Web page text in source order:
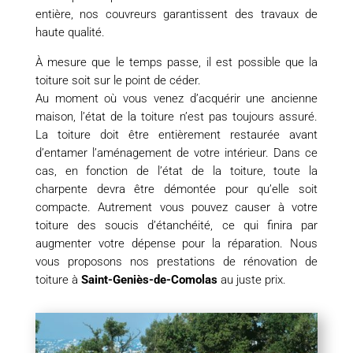
entière, nos couvreurs garantissent des travaux de
haute qualité.
À mesure que le temps passe, il est possible que la
toiture soit sur le point de céder.
Au moment où vous venez d’acquérir une ancienne
maison, l’état de la toiture n’est pas toujours assuré.
La toiture doit être entièrement restaurée avant
d’entamer l’aménagement de votre intérieur. Dans ce
cas, en fonction de l’état de la toiture, toute la
charpente devra être démontée pour qu’elle soit
compacte. Autrement vous pouvez causer à votre
toiture des soucis d’étanchéité, ce qui finira par
augmenter votre dépense pour la réparation. Nous
vous proposons nos prestations de rénovation de
toiture à Saint-Geniès-de-Comolasau juste prix.